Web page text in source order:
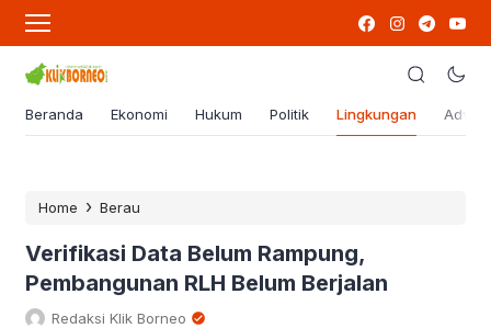
Beranda Ekonomi Hukum Politik Lingkungan
Home › Berau
Verifikasi Data Belum Rampung,
Pembangunan RLH Belum Berjalan
Redaksi Klik Borneo